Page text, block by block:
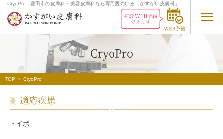
CryoPro - 豊田市の皮膚科・美容皮膚科なら専門医のいる「かすがい皮膚科」
CryoPro
TOP ＞ CryoPro
適応疾患
・イボ